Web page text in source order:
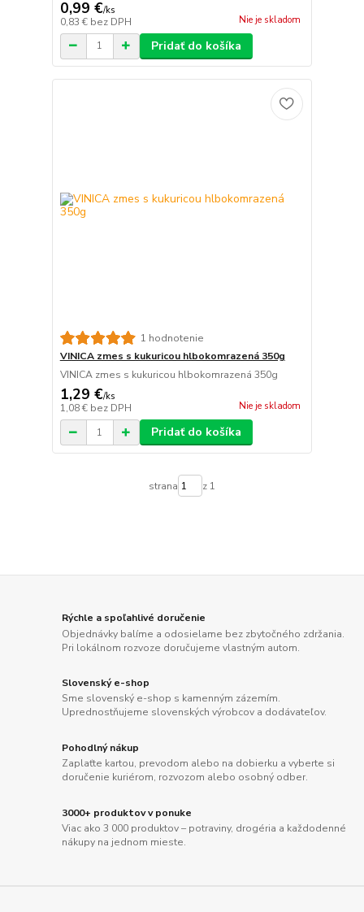
0,99 €/ks
0,83 € bez DPH Nie je skladom
Pridať do košíka
1 hodnotenie
VINICA zmes s kukuricou hlbokomrazená 350g
VINICA zmes s kukuricou hlbokomrazená 350g
1,29 €/ks
1,08 € bez DPH Nie je skladom
Pridať do košíka
strana z 1
Rýchle a spoľahlivé doručenie
Objednávky balíme a odosielame bez zbytočného zdržania.
Pri lokálnom rozvoze doručujeme vlastným autom.
Slovenský e-shop
Sme slovenský e-shop s kamenným zázemím.
Uprednostňujeme slovenských výrobcov a dodávateľov.
Pohodlný nákup
Zaplaťte kartou, prevodom alebo na dobierku a vyberte si
doručenie kuriérom, rozvozom alebo osobný odber.
3000+ produktov v ponuke
Viac ako 3 000 produktov – potraviny, drogéria a každodenné
nákupy na jednom mieste.